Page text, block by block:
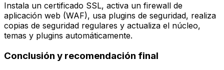
Instala un certificado SSL, activa un firewall de
aplicación web (WAF), usa plugins de seguridad, realiza
copias de seguridad regulares y actualiza el núcleo,
temas y plugins automáticamente.
Conclusión y recomendación final